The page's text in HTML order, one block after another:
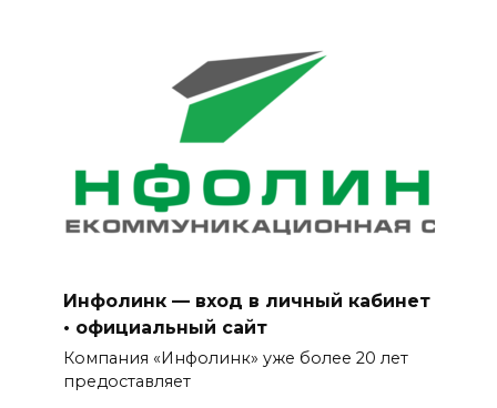
Инфолинк — вход в личный кабинет
• официальный сайт
Компания «Инфолинк» уже более 20 лет
предоставляет